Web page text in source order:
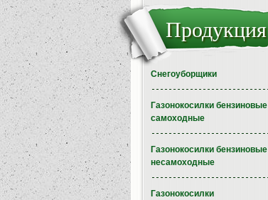
Продукция
Снегоуборщики
Газонокосилки бензиновые
самоходные
Газонокосилки бензиновые
несамоходные
Газонокосилки